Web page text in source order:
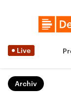
Live
Archiv